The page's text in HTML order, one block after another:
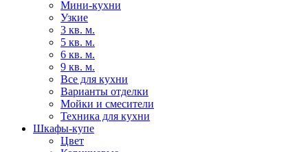
Мини-кухни
Узкие
3 кв. м.
5 кв. м.
6 кв. м.
9 кв. м.
Все для кухни
Варианты отделки
Мойки и смесители
Техника для кухни
Шкафы-купе
Цвет